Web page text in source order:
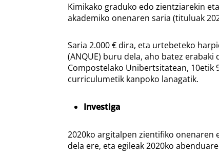
Kimikako graduko edo zientziarekin
akademiko onenaren saria (tituluak
Saria 2.000 € dira, eta urtebeteko
(ANQUE) buru dela, aho batez erabaki
Compostelako Unibertsitatean, 10etik
curriculumetik kanpoko lanagatik.
Investiga
2020ko argitalpen zientifiko onenaren
dela ere, eta egileak 2020ko